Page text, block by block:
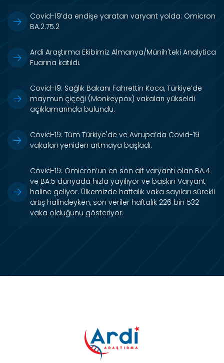
Covid-19’da endişe yaratan varyant yolda: Omicron
BA.2.75.2
Ardi Araştırma Ekibimiz Almanya/Münih'teki Analytica
Fuarına katıldı.
Covid-19: Sağlık Bakanı Fahrettin Koca, Türkiye’de
maymun çiçeği (Monkeypox) vakaları yükseldi
açıklamarında bulundu.
Covid-19: Tüm Türkiye'de ve Avrupa’da Covid-19
vakaları yeniden artmaya başladı.
Covid-19: Omicron’un en son alt varyantı olan BA.4
ve BA.5 dünyada hızla yayılıyor ve baskın Varyant
haline geliyor. Ülkemizde haftalık vaka sayıları sürekli
artış halindeyken, son veriler haftalık 226 bin 532
vaka olduğunu gösteriyor.